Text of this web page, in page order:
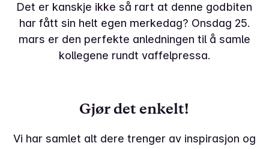
Det er kanskje ikke så rart at denne godbiten
har fått sin helt egen merkedag? Onsdag 25.
mars er den perfekte anledningen til å samle
kollegene rundt vaffelpressa.
Gjør det enkelt!
Vi har samlet alt dere trenger av inspirasjon og